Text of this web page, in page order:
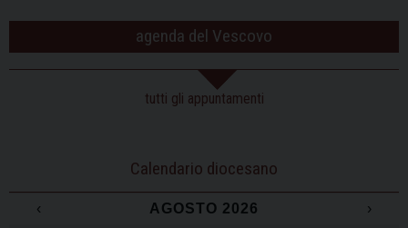
agenda del Vescovo
tutti gli appuntamenti
Calendario diocesano
‹ AGOSTO 2026
›